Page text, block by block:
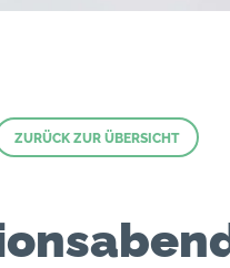
ZURÜCK ZUR ÜBERSICHT